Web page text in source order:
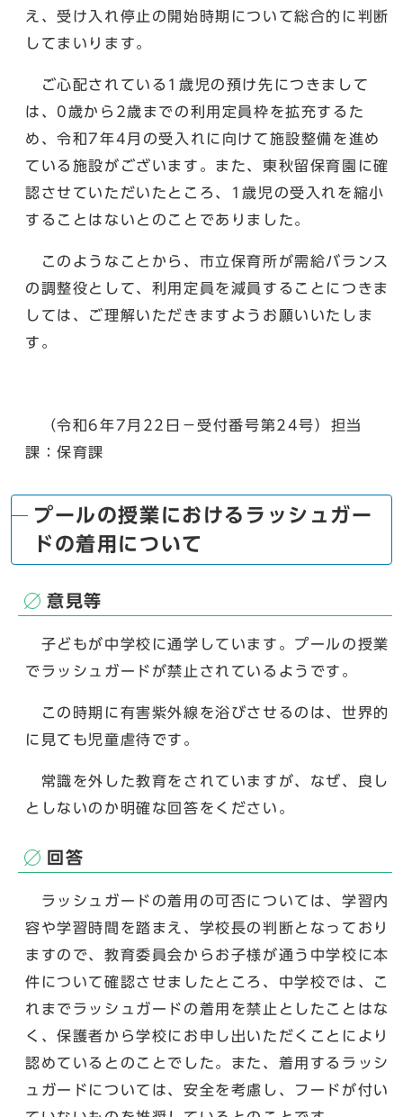
え、受け入れ停止の開始時期について総合的に判断
してまいります。
ご心配されている1歳児の預け先につきまして
は、0歳から2歳までの利用定員枠を拡充するた
め、令和7年4月の受入れに向けて施設整備を進め
ている施設がございます。また、東秋留保育園に確
認させていただいたところ、1歳児の受入れを縮小
することはないとのことでありました。
このようなことから、市立保育所が需給バランス
の調整役として、利用定員を減員することにつきま
しては、ご理解いただきますようお願いいたしま
す。
（令和6年7月22日－受付番号第24号）担当
課：保育課
プールの授業におけるラッシュガー
ドの着用について
意見等
子どもが中学校に通学しています。プールの授業
でラッシュガードが禁止されているようです。
この時期に有害紫外線を浴びさせるのは、世界的
に見ても児童虐待です。
常識を外した教育をされていますが、なぜ、良し
としないのか明確な回答をください。
回答
ラッシュガードの着用の可否については、学習内
容や学習時間を踏まえ、学校長の判断となっており
ますので、教育委員会からお子様が通う中学校に本
件について確認させましたところ、中学校では、こ
れまでラッシュガードの着用を禁止としたことはな
く、保護者から学校にお申し出いただくことにより
認めているとのことでした。また、着用するラッシ
ュガードについては、安全を考慮し、フードが付い